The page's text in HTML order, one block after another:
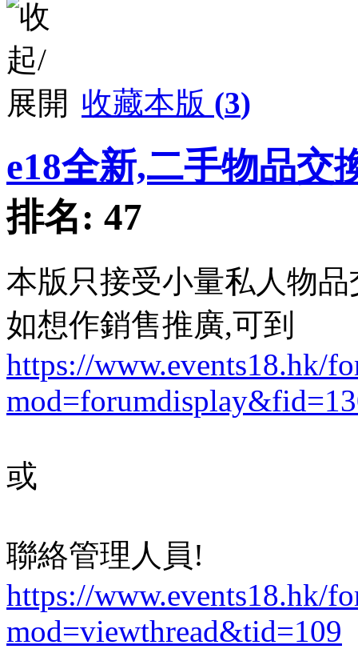
收藏本版 (3)
e18全新,二手物品交
排名: 47
本版只接受小量私人物
如想作銷售推廣,可到
https://www.events18.hk/
或
聯絡管理人員!
https://www.events18.hk/
mod=viewthread&tid=109